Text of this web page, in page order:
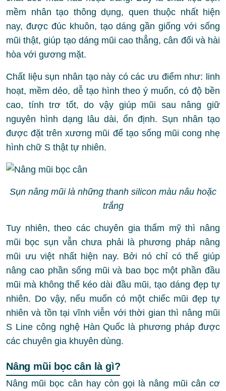
mềm nhân tạo thông dụng, quen thuộc nhất hiện
nay, được đúc khuôn, tạo dáng gần giống với sống
mũi thật, giúp tạo dáng mũi cao thẳng, cân đối và hài
hòa với gương mặt.
Chất liệu sụn nhân tạo này có các ưu điểm như: linh
hoạt, mềm dẻo, dễ tạo hình theo ý muốn, có độ bền
cao, tính trơ tốt, do vậy giúp mũi sau nâng giữ
nguyên hình dạng lâu dài, ổn định. Sụn nhân tạo
được đặt trên xương mũi để tạo sống mũi cong nhẹ
hình chữ S thật tự nhiên.
Sụn nâng mũi là những thanh silicon màu nâu hoặc
trắng
Tuy nhiên, theo các chuyên gia thẩm mỹ thì nâng
mũi bọc sụn vẫn chưa phải là phương pháp nâng
mũi ưu việt nhất hiện nay. Bởi nó chỉ có thể giúp
nâng cao phần sống mũi và bao bọc một phần đầu
mũi mà không thể kéo dài đầu mũi, tạo dáng đẹp tự
nhiên. Do vậy, nếu muốn có một chiếc mũi đẹp tự
nhiên và tồn tại vĩnh viễn với thời gian thì nâng mũi
S Line công nghệ Hàn Quốc là phương pháp được
các chuyên gia khuyên dùng.
Nâng mũi bọc cân là gì?
Nâng mũi bọc cân hay còn gọi là nâng mũi cân cơ